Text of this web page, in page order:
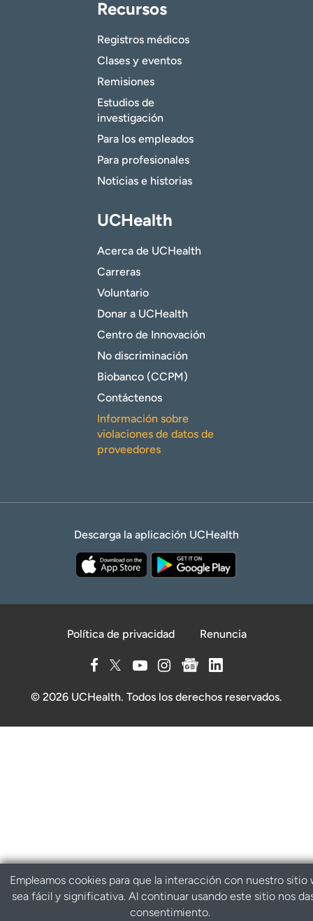
Recursos
Registros médicos
Clases y eventos
Remisiones
Estudios de
investigación
Para los empleados
Para profesionales
Noticias e historias
UCHealth
Acerca de UCHealth
Carreras
Voluntario
Donar a UCHealth
Centro de Innovación
No discriminación
Biobanco (CCPM)
Contáctenos
Información sobre
violaciones de datos de
proveedores
Descarga la aplicación UCHealth
Política de privacidad Renuncia
© 2026 UCHealth. Todos los derechos reservados.
Empleamos cookies para que la interacción con nuestro sitio
sea fácil y significativa. Al continuar usando este sitio nos
consentimiento.